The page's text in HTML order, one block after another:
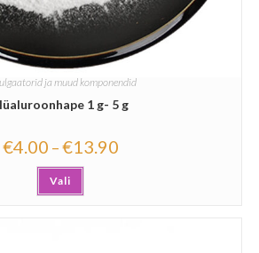
ja muud komponendid
1 g- 5 g
€4.00 –€13.90
Vali